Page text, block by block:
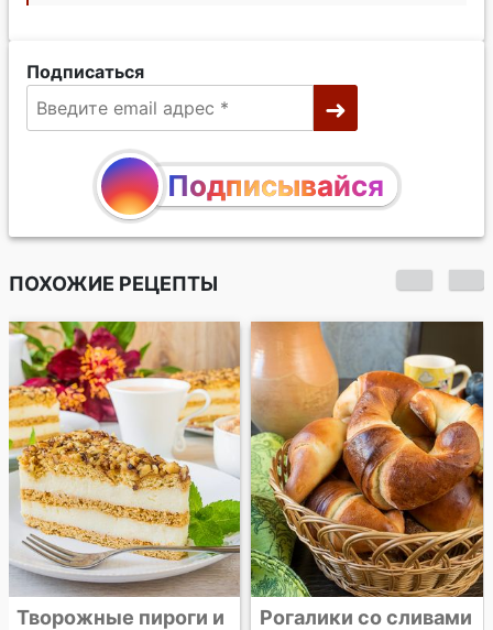
Подписаться
Подписывайся
ПОХОЖИЕ РЕЦЕПТЫ
Рогалики со сливами
Ватрушки с
творогом